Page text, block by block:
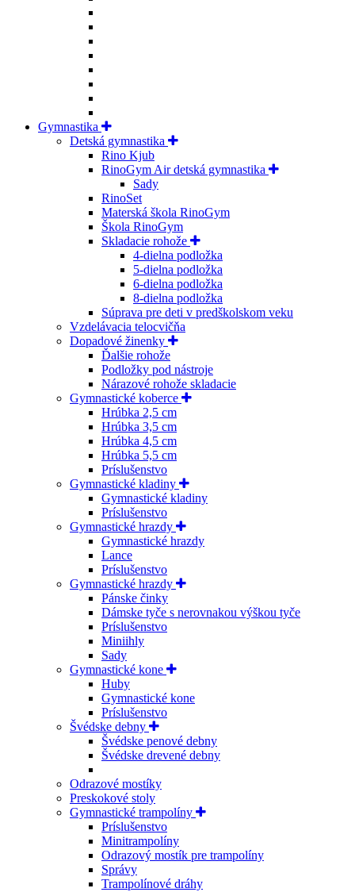
Gymnastika
Detská gymnastika
Rino Kjub
RinoGym Air detská gymnastika
Sady
RinoSet
Materská škola RinoGym
Škola RinoGym
Skladacie rohože
4-dielna podložka
5-dielna podložka
6-dielna podložka
8-dielna podložka
Súprava pre deti v predškolskom veku
Vzdelávacia telocvičňa
Dopadové žinenky
Ďalšie rohože
Podložky pod nástroje
Nárazové rohože skladacie
Gymnastické koberce
Hrúbka 2,5 cm
Hrúbka 3,5 cm
Hrúbka 4,5 cm
Hrúbka 5,5 cm
Príslušenstvo
Gymnastické kladiny
Gymnastické kladiny
Príslušenstvo
Gymnastické hrazdy
Gymnastické hrazdy
Lance
Príslušenstvo
Gymnastické hrazdy
Pánske činky
Dámske tyče s nerovnakou výškou tyče
Príslušenstvo
Miniihly
Sady
Gymnastické kone
Huby
Gymnastické kone
Príslušenstvo
Švédske debny
Švédske penové debny
Švédske drevené debny
Odrazové mostíky
Preskokové stoly
Gymnastické trampolíny
Príslušenstvo
Minitrampolíny
Odrazový mostík pre trampolíny
Správy
Trampolínové dráhy